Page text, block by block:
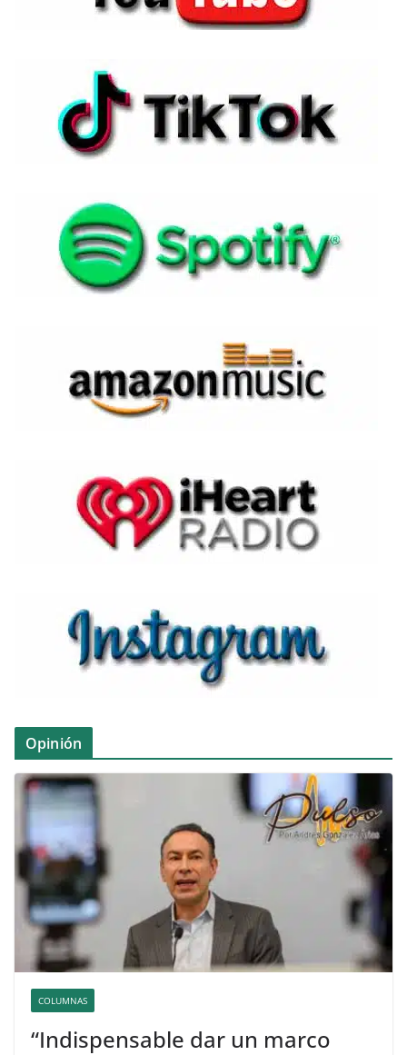
Opinión
COLUMNAS
“Indispensable dar un marco